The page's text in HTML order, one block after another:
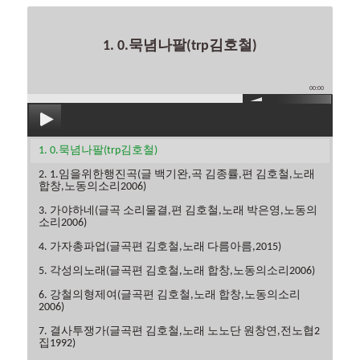
1. 0.묵념나팔(trp김호철)
00:00
1. 0.묵념나팔(trp김호철)
2. 1.임을위한행진곡(글 백기완,곡 김종률,편 김호철,노래
합창,노동의소리2006)
3. 가야하네(글곡 소리물결,편 김호철,노래 박은영,노동의
소리2006)
4. 가자총파업(글곡편 김호철,노래 다름아름,2015)
5. 각성의노래(글곡편 김호철,노래 합창,노동의소리2006)
6. 강철의형제여(글곡편 김호철,노래 합창,노동의소리
2006)
7. 결사투쟁가(글곡편 김호철,노래 노노단 원창연,전노협2
집1992)